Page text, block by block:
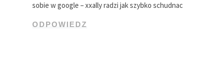
sobie w google – xxally radzi jak szybko schudnac
ODPOWIEDZ